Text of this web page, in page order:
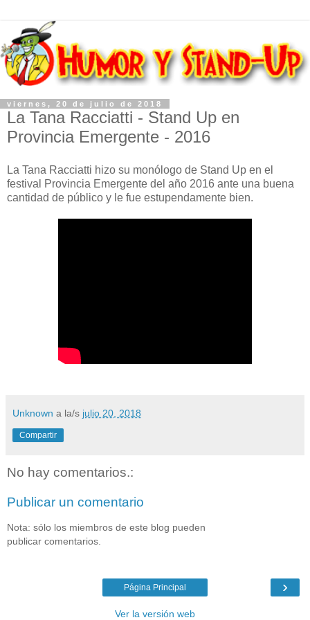
viernes, 20 de julio de 2018
La Tana Racciatti - Stand Up en
Provincia Emergente - 2016
La Tana Racciatti hizo su monólogo de Stand Up en el
festival Provincia Emergente del año 2016 ante una buena
cantidad de público y le fue estupendamente bien.
Unknown a la/s julio 20, 2018
Compartir
No hay comentarios.:
Publicar un comentario
Nota: sólo los miembros de este blog pueden
publicar comentarios.
›
Página Principal
Ver la versión web